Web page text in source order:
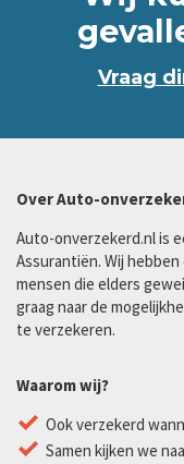
Vraag
Over Auto-
Auto-onverzekerd.nl is
Assurantiën. Wij
mensen die elders
graag naar de
te verzekeren.
Waarom wij?
Ook verzekerd
Samen kijken we